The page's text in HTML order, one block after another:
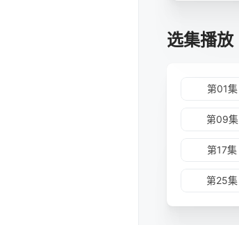
选集播放
第01集
第09集
第17集
第25集